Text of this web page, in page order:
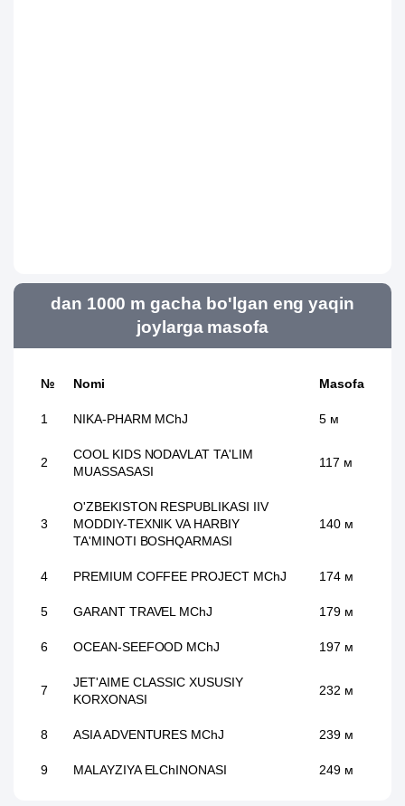
dan 1000 m gacha bo'lgan eng yaqin
joylarga masofa
№ Nomi Masofa
1 NIKA-PHARM MChJ 5 м
2
COOL KIDS NODAVLAT TA'LIM
MUASSASASI
117 м
3
O'ZBEKISTON RESPUBLIKASI IIV
MODDIY-TEXNIK VA HARBIY
TA'MINOTI BOSHQARMASI
140 м
4 PREMIUM COFFEE PROJECT MChJ 174 м
5 GARANT TRAVEL MChJ 179 м
6 OCEAN-SEEFOOD MChJ 197 м
7
JET'AIME CLASSIC XUSUSIY
KORXONASI
232 м
8 ASIA ADVENTURES MChJ 239 м
9 MALAYZIYA ELChINONASI 249 м